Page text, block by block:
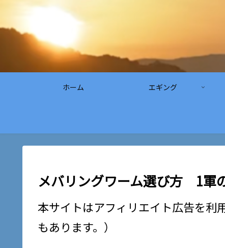
ホーム エギング
メバリングワーム選び方 1軍
本サイトはアフィリエイト広告を利
もあります。）